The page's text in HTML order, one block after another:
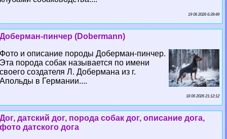
19 06 2026 6:39:49
Доберман-пинчер (Dobermann)
Фото и описание породы Доберман-пинчер.
Эта порода собак называется по имени
своего создателя Л. Добермана из г.
Апольды в Германии....
18 06 2026 21:12:12
Дог, датский дог, порода собак дог, описание дога,
фото датского дога